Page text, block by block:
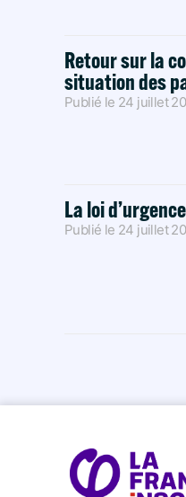
Retour sur la
situation des
Publié le 24 juillet
La loi
Publié le 24 juillet